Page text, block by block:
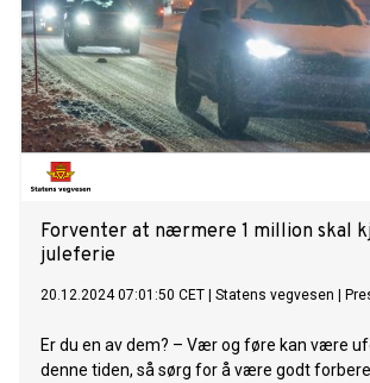
Forventer at nærmere 1 million skal
juleferie
20.12.2024 07:01:50 CET Statens vegvesen
Er du en av dem? – Vær og føre kan være
denne tiden, så sørg for å være godt